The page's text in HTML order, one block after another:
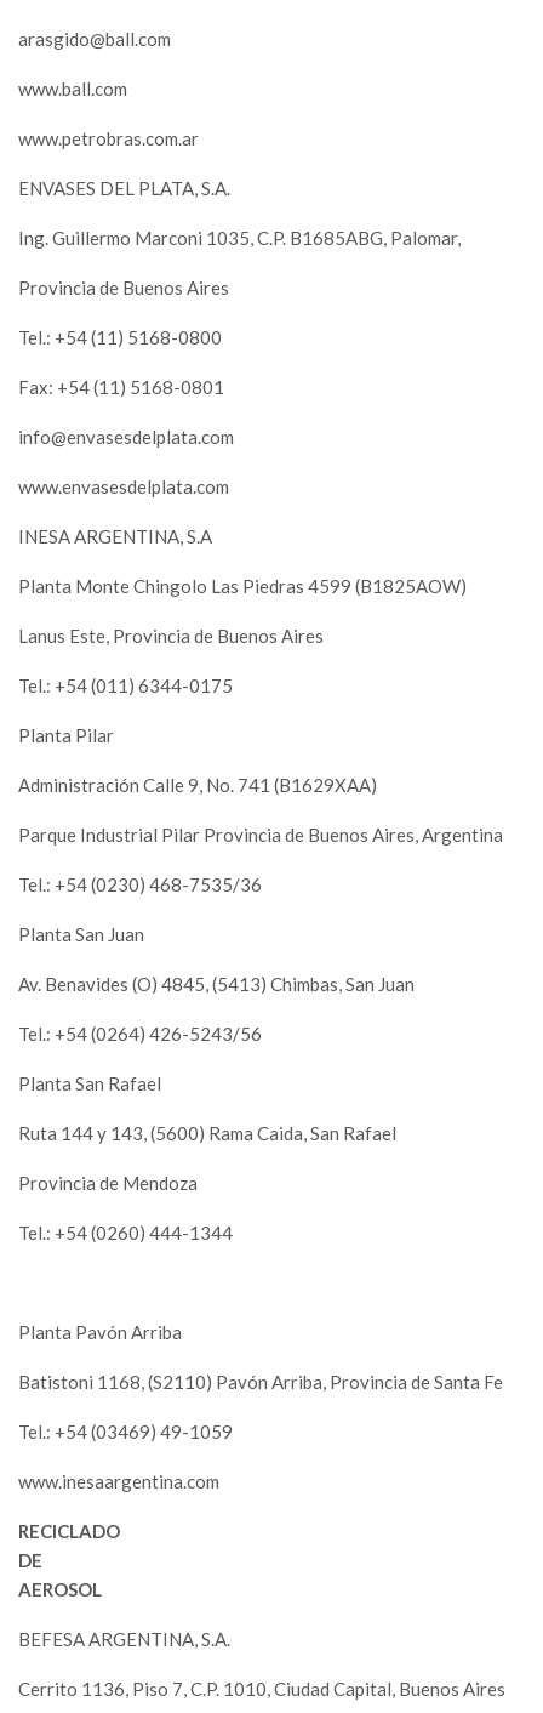
arasgido@ball.com
www.ball.com
www.petrobras.com.ar
ENVASES DEL PLATA, S.A.
Ing. Guillermo Marconi 1035, C.P. B1685ABG, Palomar,
Provincia de Buenos Aires
Tel.: +54 (11) 5168-0800
Fax: +54 (11) 5168-0801
info@envasesdelplata.com
www.envasesdelplata.com
INESA ARGENTINA, S.A
Planta Monte Chingolo Las Piedras 4599 (B1825AOW)
Lanus Este, Provincia de Buenos Aires
Tel.: +54 (011) 6344-0175
Planta Pilar
Administración Calle 9, No. 741 (B1629XAA)
Parque Industrial Pilar Provincia de Buenos Aires, Argentina
Tel.: +54 (0230) 468-7535/36
Planta San Juan
Av. Benavides (O) 4845, (5413) Chimbas, San Juan
Tel.: +54 (0264) 426-5243/56
Planta San Rafael
Ruta 144 y 143, (5600) Rama Caida, San Rafael
Provincia de Mendoza
Tel.: +54 (0260) 444-1344
Planta Pavón Arriba
Batistoni 1168, (S2110) Pavón Arriba, Provincia de Santa Fe
Tel.: +54 (03469) 49-1059
www.inesaargentina.com
RECICLADO
DE
AEROSOL
BEFESA ARGENTINA, S.A.
Cerrito 1136, Piso 7, C.P. 1010, Ciudad Capital, Buenos Aires